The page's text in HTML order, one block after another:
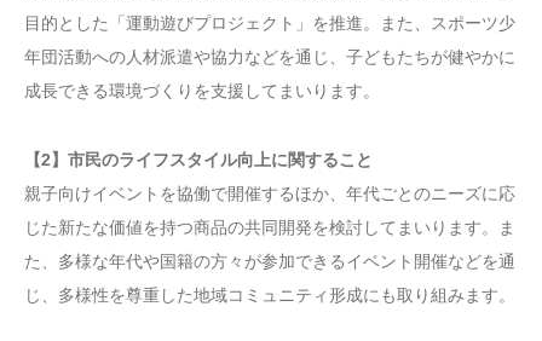
目的とした「運動遊びプロジェクト」を推進。また、スポーツ少
年団活動への人材派遣や協力などを通じ、子どもたちが健やかに
成長できる環境づくりを支援してまいります。
【2】市民のライフスタイル向上に関すること
親子向けイベントを協働で開催するほか、年代ごとのニーズに応
じた新たな価値を持つ商品の共同開発を検討してまいります。ま
た、多様な年代や国籍の方々が参加できるイベント開催などを通
じ、多様性を尊重した地域コミュニティ形成にも取り組みます。